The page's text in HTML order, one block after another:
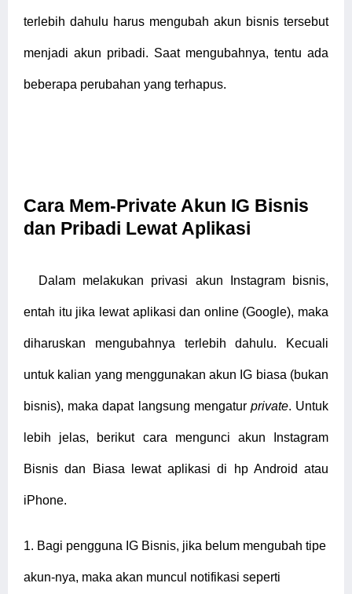
terlebih dahulu harus mengubah akun bisnis tersebut
menjadi akun pribadi. Saat mengubahnya, tentu ada
beberapa perubahan yang terhapus.
Cara Mem-Private Akun IG Bisnis
dan Pribadi Lewat Aplikasi
Dalam melakukan privasi akun Instagram bisnis,
entah itu jika lewat aplikasi dan online (Google), maka
diharuskan mengubahnya terlebih dahulu. Kecuali
untuk kalian yang menggunakan akun IG biasa (bukan
bisnis), maka dapat langsung mengatur private. Untuk
lebih jelas, berikut cara mengunci akun Instagram
Bisnis dan Biasa lewat aplikasi di hp Android atau
iPhone.
1. Bagi pengguna IG Bisnis, jika belum mengubah tipe
akun-nya, maka akan muncul notifikasi seperti